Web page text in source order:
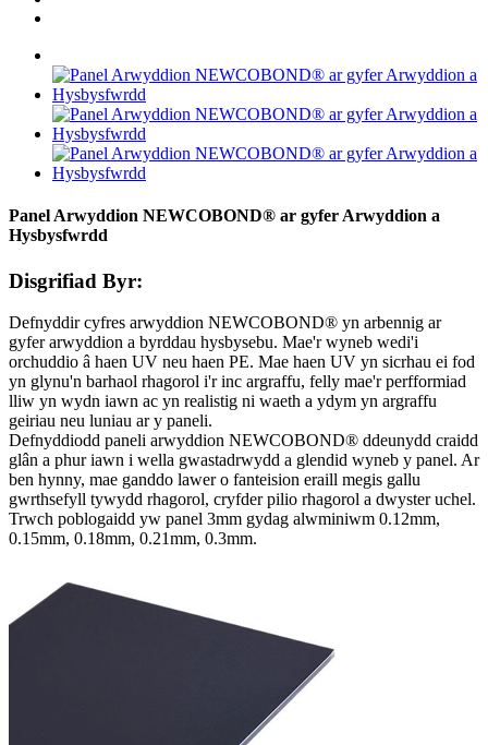
Panel Arwyddion NEWCOBOND® ar gyfer Arwyddion a
Hysbysfwrdd
Disgrifiad Byr:
Defnyddir cyfres arwyddion NEWCOBOND® yn arbennig ar
gyfer arwyddion a byrddau hysbysebu. Mae'r wyneb wedi'i
orchuddio â haen UV neu haen PE. Mae haen UV yn sicrhau ei fod
yn glynu'n barhaol rhagorol i'r inc argraffu, felly mae'r perfformiad
lliw yn wydn iawn ac yn realistig ni waeth a ydym yn argraffu
geiriau neu luniau ar y paneli.
Defnyddiodd paneli arwyddion NEWCOBOND® ddeunydd craidd
glân a phur iawn i wella gwastadrwydd a glendid wyneb y panel. Ar
ben hynny, mae ganddo lawer o fanteision eraill megis gallu
gwrthsefyll tywydd rhagorol, cryfder pilio rhagorol a dwyster uchel.
Trwch poblogaidd yw panel 3mm gydag alwminiwm 0.12mm,
0.15mm, 0.18mm, 0.21mm, 0.3mm.